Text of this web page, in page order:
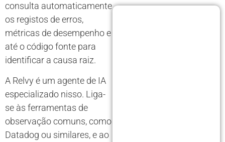
consulta automaticamente
os registos de erros,
métricas de desempenho e
até o código fonte para
identificar a causa raiz.
A Relvy é um agente de IA
especializado nisso. Liga-
se às ferramentas de
observação comuns, como
Datadog ou similares, e ao